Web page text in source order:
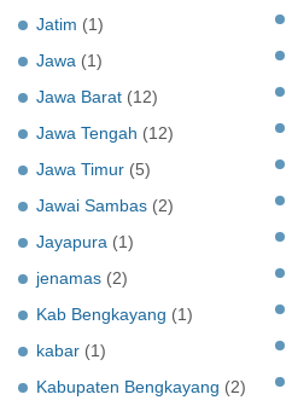
Jatim (1)
Jawa (1)
Jawa Barat (12)
Jawa Tengah (12)
Jawa Timur (5)
Jawai Sambas (2)
Jayapura (1)
jenamas (2)
Kab Bengkayang (1)
kabar (1)
Kabupaten Bengkayang (2)